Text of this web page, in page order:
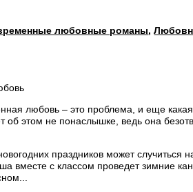
любовные романы,
любовь – это проблема, и еще
об этом не понаслышке, ведь она
праздников может случиться
вместе с классом проведет зимние